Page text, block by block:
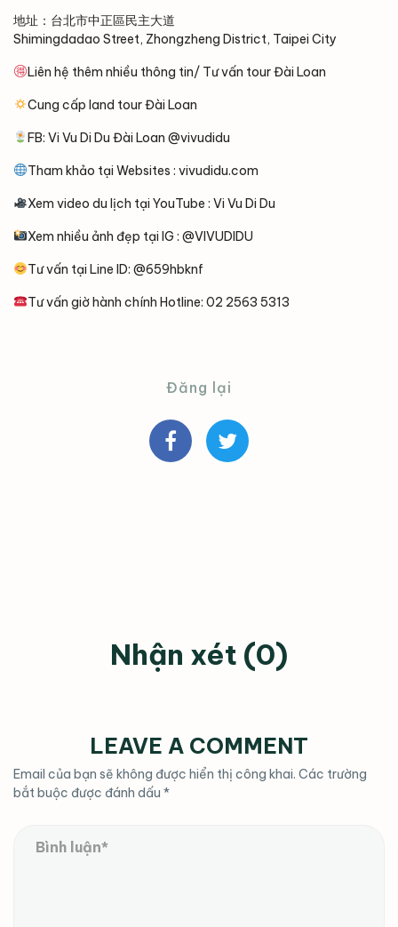
地址：台北市中正區民主大道
Shimingdadao Street, Zhongzheng District, Taipei City
Liên hệ thêm nhiều thông tin/ Tư vấn tour Đài Loan
Cung cấp land tour Đài Loan
FB: Vi Vu Di Du Đài Loan @vivudidu
Tham khảo tại Websites : vivudidu.com
Xem video du lịch tại YouTube : Vi Vu Di Du
Xem nhiều ảnh đẹp tại IG : @VIVUDIDU
Tư vấn tại Line ID: @659hbknf
Tư vấn giờ hành chính Hotline: 02 2563 5313
Đăng lại
Nhận xét (0)
LEAVE A COMMENT
Email của bạn sẽ không được hiển thị công khai. Các trường
bắt buộc được đánh dấu *